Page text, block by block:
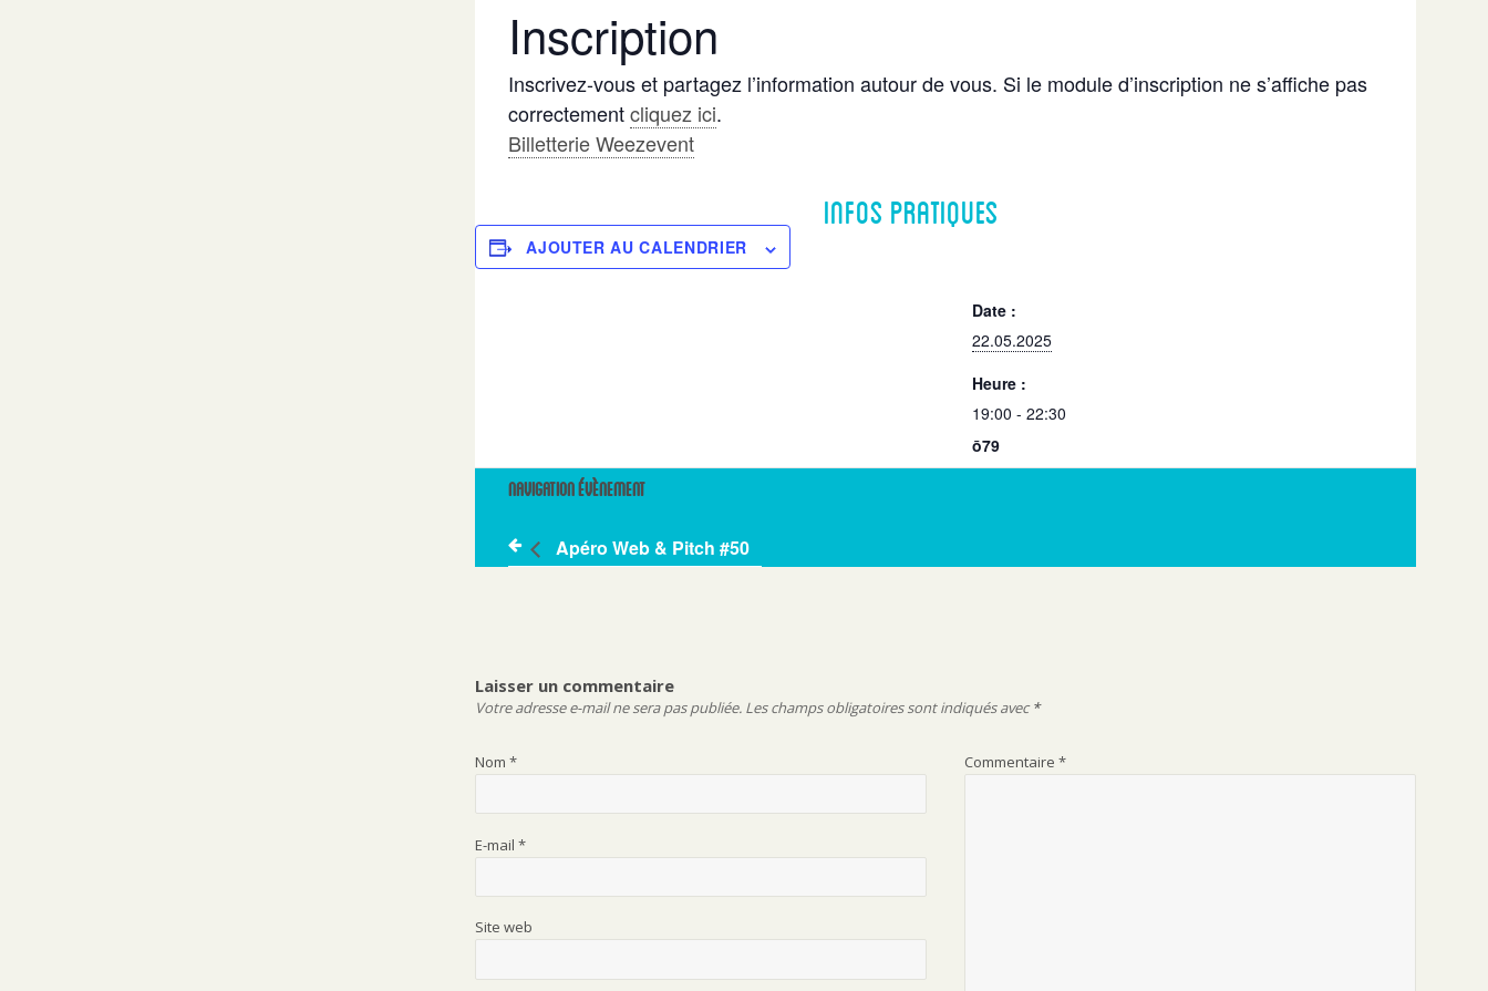
Inscription
Inscrivez-vous et partagez l’information autour de vous. Si le module d’inscription ne s’affiche pas
correctementcliquez ici.
Billetterie Weezevent
AJOUTER AU CALENDRIER
Infos pratiques
Date :
22.05.2025
Heure :
19:00 - 22:30
ō79
79 place de la gare,
Navigation Évènement
Apéro Web & Pitch #50
Laisser un commentaire
Votre adresse e-mail ne sera pas publiée. Les champs obligatoires sont indiqués avec*
Commentaire*
Nom*
E-mail*
Site web